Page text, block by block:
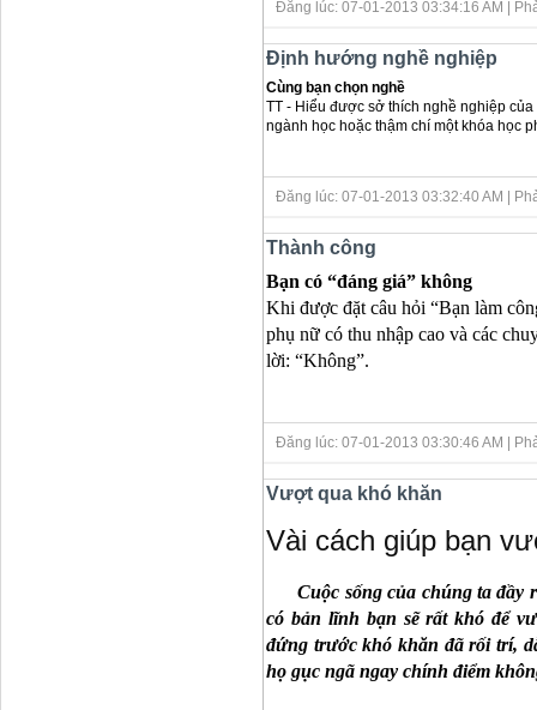
Đăng lúc: 07-01-2013 03:34:16 AM |
Định hướng nghề nghiệp
Cùng bạn chọn nghề
TT - Hiểu được sở thích nghề nghiệp
ngành học hoặc thậm chí một khóa học
Đăng lúc: 07-01-2013 03:32:40 AM |
Thành công
Bạn có “đáng giá” không
Khi được đặt câu hỏi “Bạn làm
phụ nữ có thu nhập cao và các
lời: “Không”.
Đăng lúc: 07-01-2013 03:30:46 AM |
Vượt qua khó khăn
Vài cách giúp bạn
Cuộc sống của chúng ta
có bản lĩnh bạn sẽ rất khó để
đứng trước khó khăn đã rối trí,
họ gục ngã ngay chính điểm